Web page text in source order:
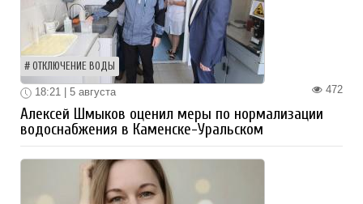
ОТКЛЮЧЕНИЕ ВОДЫ
472
18:21 | 5 августа
Алексей Шмыков оценил меры по нормализации
водоснабжения в Каменске-Уральском